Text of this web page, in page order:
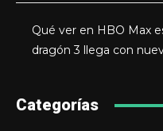
Qué ver en HBO Max
dragón 3 llega con
Categorías